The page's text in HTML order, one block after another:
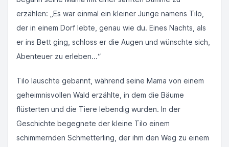
erzählen: „Es war einmal ein kleiner Junge namens Tilo,
der in einem Dorf lebte, genau wie du. Eines Nachts, als
er ins Bett ging, schloss er die Augen und wünschte sich,
Abenteuer zu erleben...“
Tilo lauschte gebannt, während seine Mama von einem
geheimnisvollen Wald erzählte, in dem die Bäume
flüsterten und die Tiere lebendig wurden. In der
Geschichte begegnete der kleine Tilo einem
schimmernden Schmetterling, der ihm den Weg zu einem